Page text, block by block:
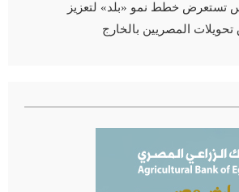
تستعرض خطط نمو «بلد» لتعزيز
المصريين بالخارج